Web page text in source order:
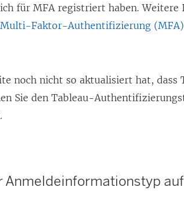
für MFA registriert haben.
Faktor-Authentifizierung (MFA)
noch nicht so aktualisiert hat, dass
Sie den Tableau-
Anmeldeinformationstyp